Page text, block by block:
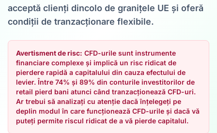
acceptă clienți dincolo de granițele UE și oferă
condiții de tranzacționare flexibile.
Avertisment de risc: CFD-urile sunt instrumente
financiare complexe și implică un risc ridicat de
pierdere rapidă a capitalului din cauza efectului de
levier. Între 74% și 89% din conturile investitorilor de
retail pierd bani atunci când tranzacționează CFD-uri.
Ar trebui să analizați cu atenție dacă înțelegeți pe
deplin modul în care funcționează CFD-urile și dacă vă
puteți permite riscul ridicat de a vă pierde capitalul.